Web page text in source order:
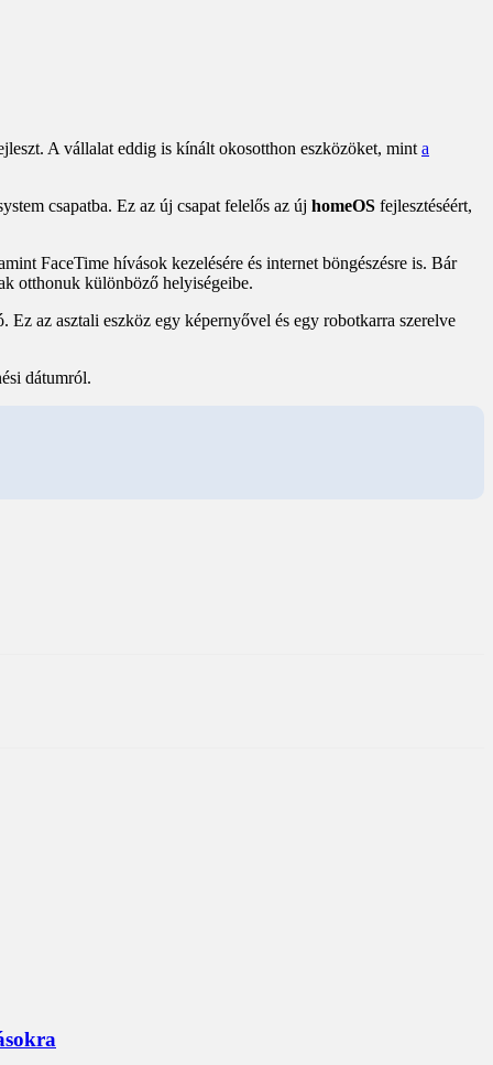
A vállalat eddig is kínált okosotthon eszközöket, mint a
csapatba. Ez az új csapat felelős az új homeOS fejlesztéséért,
FaceTime hívások kezelésére és internet böngészésre is. Bár
otthonuk különböző helyiségeibe.
az asztali eszköz egy képernyővel és egy robotkarra szerelve
dátumról.